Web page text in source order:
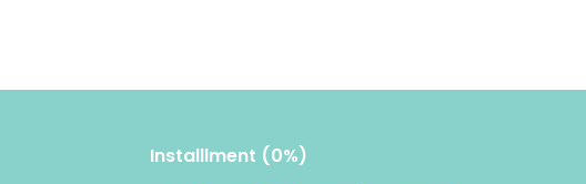
Installlment (0%)